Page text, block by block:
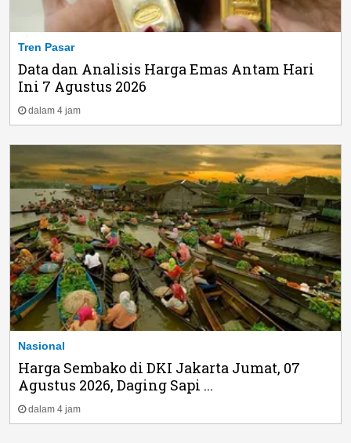
Tren Pasar
Data dan Analisis Harga Emas Antam Hari
Ini 7 Agustus 2026
dalam 4 jam
Nasional
Harga Sembako di DKI Jakarta Jumat, 07
Agustus 2026, Daging Sapi ...
dalam 4 jam